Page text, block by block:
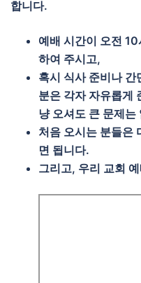
합니다.
예배 시간이 오전
하여 주시고,
혹시 식사 준비나
분은 각자 자유롭게
냥 오셔도 큰 문제는
처음 오시는 분들은
면 됩니다.
그리고, 우리 교회